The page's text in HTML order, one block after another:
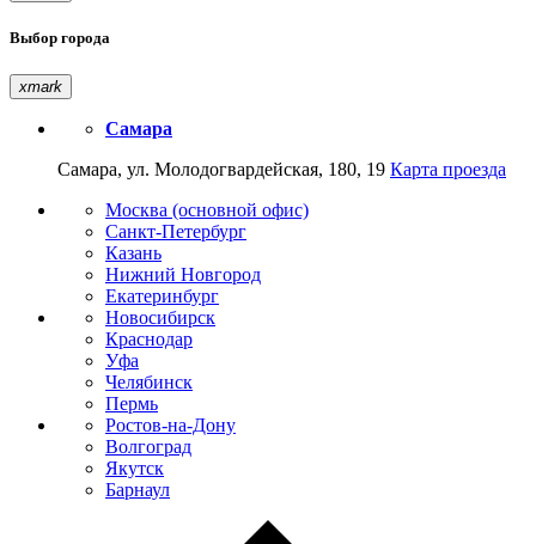
Выбор города
xmark
Самара
Самара, ул. Молодогвардейская, 180, 19 Карта проезда
Москва (основной офис)
Санкт-Петербург
Казань
Нижний Новгород
Екатеринбург
Новосибирск
Краснодар
Уфа
Челябинск
Пермь
Ростов-на-Дону
Волгоград
Якутск
Барнаул